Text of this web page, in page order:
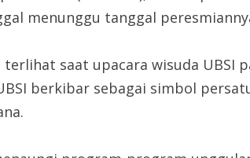
menunggu tanggal
saat upacara wisuda UBSI
berkibar sebagai simbol